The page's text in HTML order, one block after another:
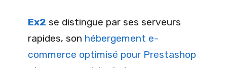
Ex2 se distingue par ses serveurs
rapides, son hébergement e-
commerce optimisé pour Prestashop